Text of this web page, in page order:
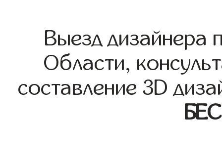
Выезд дизайнера
Области,
составление 3D